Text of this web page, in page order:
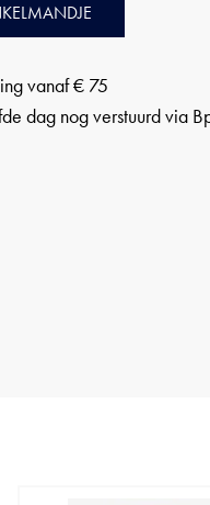
vanaf € 75
dag nog verstuurd via